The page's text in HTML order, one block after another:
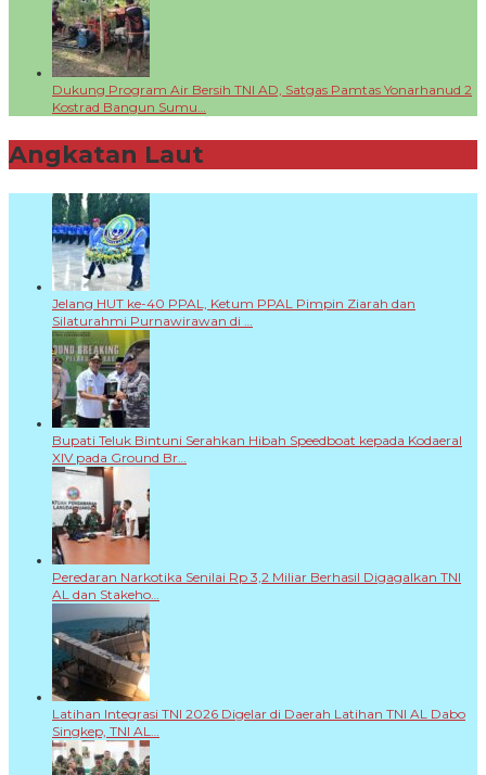
Dukung Program Air Bersih TNI AD, Satgas Pamtas Yonarhanud 2
Kostrad Bangun Sumu…
Angkatan Laut
Jelang HUT ke-40 PPAL, Ketum PPAL Pimpin Ziarah dan
Silaturahmi Purnawirawan di …
Bupati Teluk Bintuni Serahkan Hibah Speedboat kepada Kodaeral
XIV pada Ground Br…
Peredaran Narkotika Senilai Rp 3,2 Miliar Berhasil Digagalkan TNI
AL dan Stakeho…
Latihan Integrasi TNI 2026 Digelar di Daerah Latihan TNI AL Dabo
Singkep, TNI AL…